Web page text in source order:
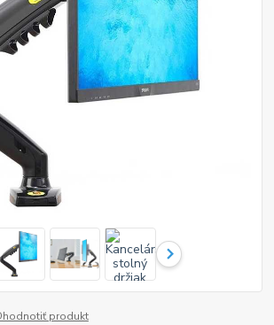
produkt